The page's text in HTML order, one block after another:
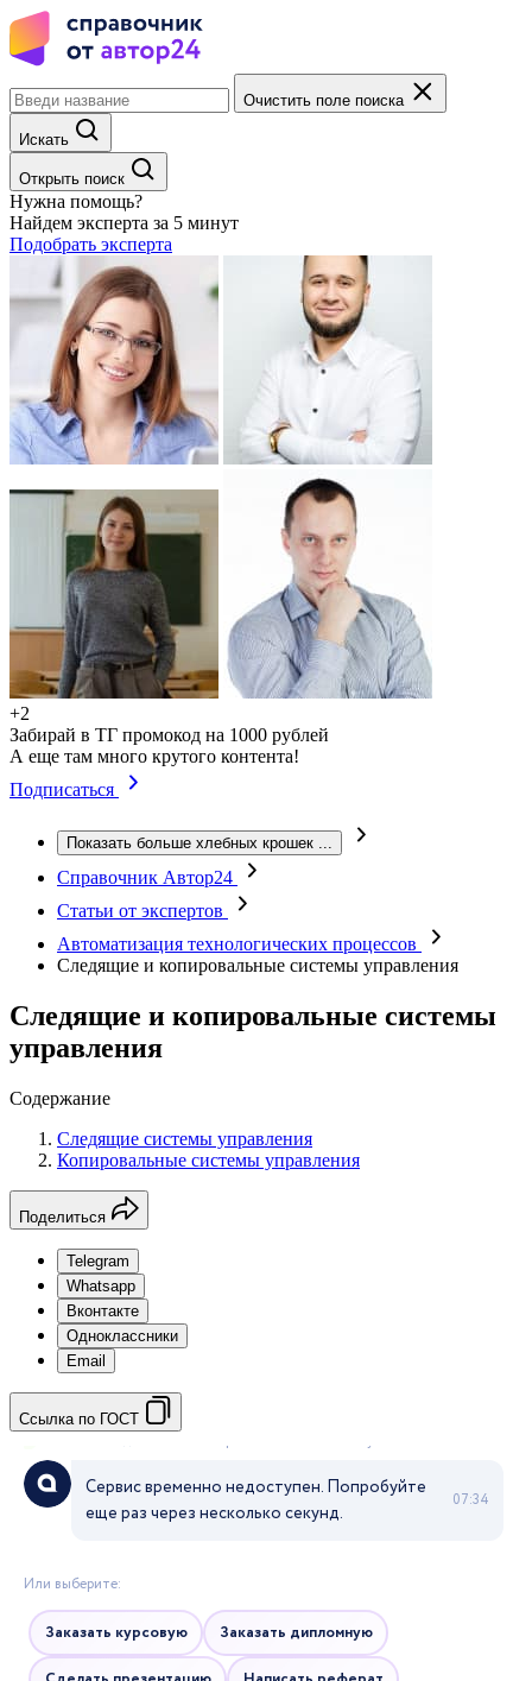
Очистить поле поиска
Искать
Открыть поиск
Нужна помощь?
Найдем эксперта за 5 минут
Подобрать эксперта
+2
Забирай в ТГ промокод на 1000 рублей
А еще там много крутого контента!
Подписаться
Показать больше хлебных крошек ...
Справочник Автор24
Статьи от экспертов
Автоматизация технологических процессов
Следящие и копировальные системы управления
Следящие и копировальные системы
управления
Содержание
Следящие системы управления
Копировальные системы управления
Поделиться
Telegram
Whatsapp
Вконтакте
Одноклассники
Email
Ссылка по ГОСТ